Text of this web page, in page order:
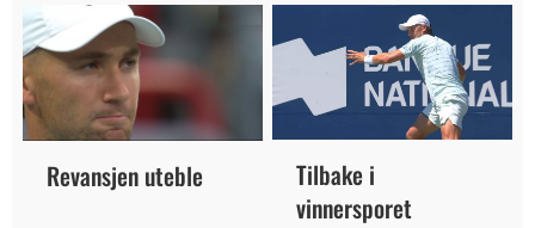
Revansjen uteble
Tilbake i
vinnersporet